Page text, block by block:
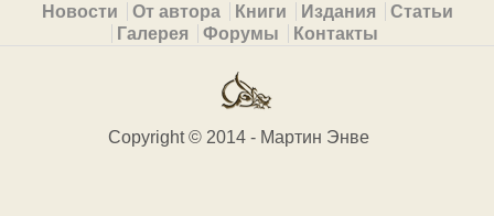
Primary menu
Новости От автора Книги Издания
Статьи
Галерея
Форумы Контакты
Copyright © 2014 - Мартин Энве